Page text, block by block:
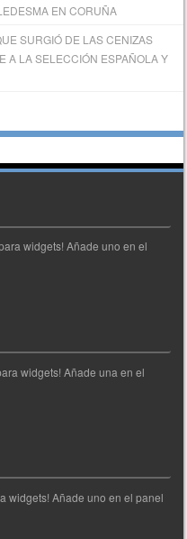
EN CORUÑA
SURGIÓ DE LAS CENIZAS
A LA SELECCIÓN ESPAÑOLA Y
widgets! Añade uno en el
widgets! Añade una en el
widgets! Añade uno en el panel